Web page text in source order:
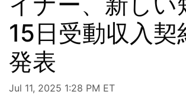
15日受動収入契
発表
Jul 11, 2025 1:28 PM ET